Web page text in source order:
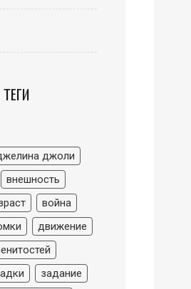
джоли
внешность
война
движение
задание